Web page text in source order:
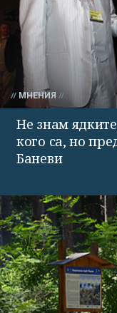
МНЕНИЯ
Не знам
кого са, но
Баневи